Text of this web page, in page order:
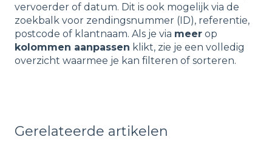
vervoerder of datum. Dit is ook mogelijk via de
zoekbalk voor zendingsnummer (ID), referentie,
postcode of klantnaam. Als je via meer op
kolommen aanpassen klikt, zie je een volledig
overzicht waarmee je kan filteren of sorteren.
Gerelateerde artikelen